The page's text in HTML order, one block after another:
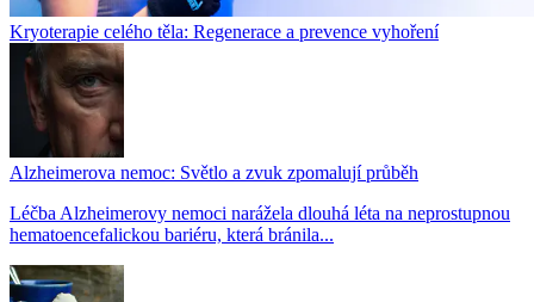
Kryoterapie celého těla: Regenerace a prevence vyhoření
Alzheimerova nemoc: Světlo a zvuk zpomalují průběh
Léčba Alzheimerovy nemoci narážela dlouhá léta na neprostupnou
hematoencefalickou bariéru, která bránila...